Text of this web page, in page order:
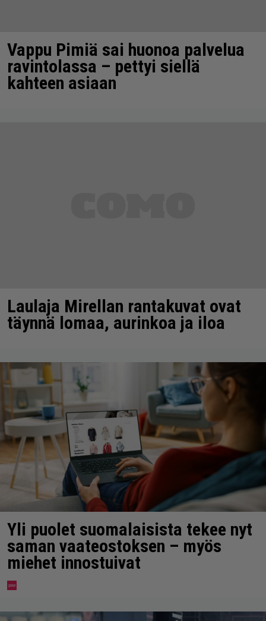
Vappu Pimiä sai huonoa palvelua
ravintolassa – pettyi siellä
kahteen asiaan
Laulaja Mirellan rantakuvat ovat
täynnä lomaa, aurinkoa ja iloa
Yli puolet suomalaisista tekee nyt
saman vaateostoksen – myös
miehet innostuivat